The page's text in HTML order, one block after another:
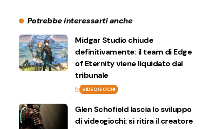
Potrebbe interessarti anche
Midgar Studio chiude
definitivamente: il team di Edge
of Eternity viene liquidato dal
tribunale
VIDEOGIOCHI
Glen Schofield lascia lo sviluppo
di videogiochi: si ritira il creatore